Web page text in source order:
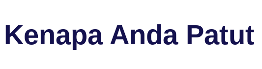
Kenapa Anda